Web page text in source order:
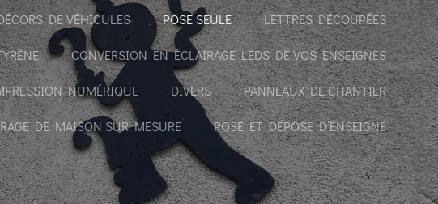
DE VÉHICULES POSE SEULE LETTRES DÉCOUPÉES
CONVERSION EN ÉCLAIRAGE LEDS DE VOS ENSEIGNES
NUMÉRIQUE DIVERS PANNEAUX DE CHANTIER
DE MAISON SUR MESURE POSE ET DÉPOSE D’ENSEIGNE